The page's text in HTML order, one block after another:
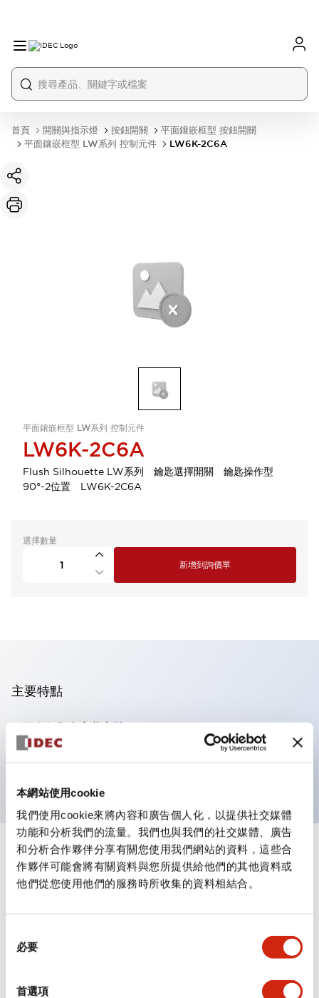
本網站使用cookie
我們使用cookie來將內容和廣告個人化，以提供社交媒體
功能和分析我們的流量。我們也與我們的社交媒體、廣告
和分析合作夥伴分享有關您使用我們網站的資料，這些合
作夥伴可能會將有關資料與您所提供給他們的其他資料或
他們從您使用他們的服務時所收集的資料相結合。
必要
首選項
首頁 開關與指示燈 按鈕開關
平面鑲嵌框型 按鈕開關
平面鑲嵌框型 LW系列 控制元件
LW6K-2C6A
平面鑲嵌框型 LW系列 控制元件
LW6K-2C6A
Flush Silhouette LW系列 鑰匙選擇開關 鑰匙操作型
90°-2位置 LW6K-2C6A
選擇數量
新增到詢價單
主要特點
可進行集合密著安裝
附鎖選擇開關採用高安全性的彈子鎖結構
規格 顯示全部
審美規範